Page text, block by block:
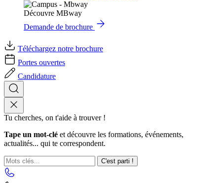
Découvre MBway
Demande de brochure
Téléchargez notre brochure
Portes ouvertes
Candidature
Tu cherches, on t'aide à trouver !
Tape un mot-clé et découvre les formations, événements,
actualités... qui te correspondent.
C'est parti !